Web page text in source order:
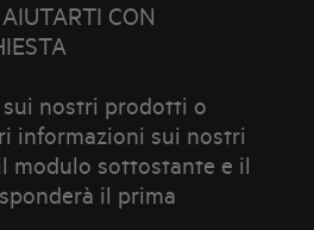
CON
sui nostri prodotti o
informazioni sui nostri
modulo sottostante e il
il prima